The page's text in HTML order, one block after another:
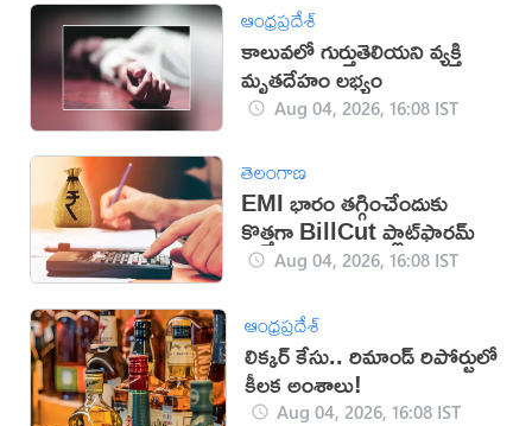
ఆంధ్రప్రదేశ్
కాలువలో గుర్తుతెలియని వ్యక్తి
మృతదేహం లభ్యం
Aug 04, 2026, 16:08 IST
తెలంగాణ
EMI భారం తగ్గించేందుకు
కొత్తగా BillCut ప్లాట్‌ఫారమ్
Aug 04, 2026, 16:08 IST
ఆంధ్రప్రదేశ్
లిక్కర్ కేసు.. రిమాండ్​ రిపోర్టులో
కీలక అంశాలు!
Aug 04, 2026, 16:08 IST